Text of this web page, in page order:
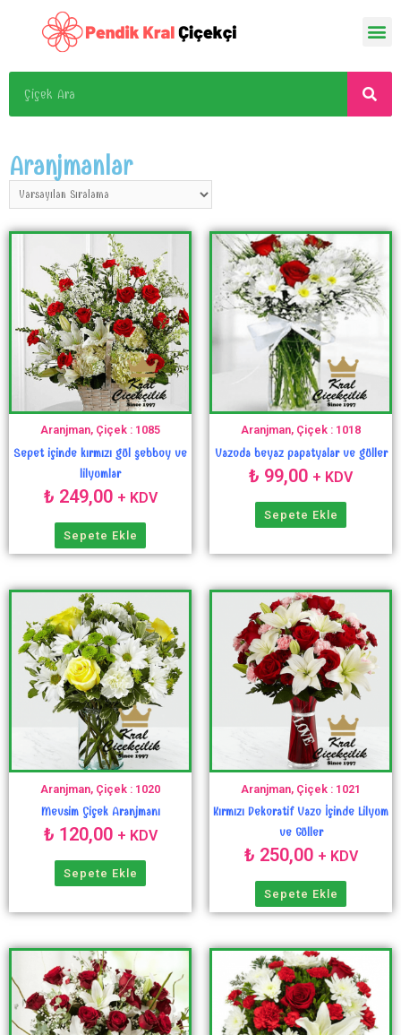
Aranjmanlar
Aranjman, Çiçek : 1085
Sepet içinde kırmızı gül şebboy ve
lilyumlar
₺ 249,00 + KDV
Sepete Ekle
Aranjman, Çiçek : 1018
Vazoda beyaz papatyalar ve güller
₺ 99,00 + KDV
Sepete Ekle
Aranjman, Çiçek : 1020
Mevsim Çiçek Aranjmanı
₺ 120,00 + KDV
Sepete Ekle
Aranjman, Çiçek : 1021
Kırmızı Dekoratif Vazo İçinde Lilyum
ve Güller
₺ 250,00 + KDV
Sepete Ekle